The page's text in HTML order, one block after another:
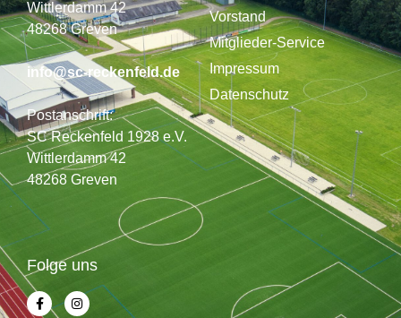
Wittlerdamm 42
48268 Greven
info@sc-reckenfeld.de
Postanschrift:
SC Reckenfeld 1928 e.V.
Wittlerdamm 42
48268 Greven
Vorstand
Mitglieder-Service
Impressum
Datenschutz
Folge uns